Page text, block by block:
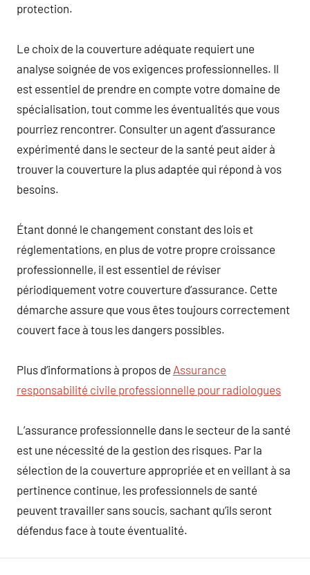
protection.
Le choix de la couverture adéquate requiert une
analyse soignée de vos exigences professionnelles. Il
est essentiel de prendre en compte votre domaine de
spécialisation, tout comme les éventualités que vous
pourriez rencontrer. Consulter un agent d’assurance
expérimenté dans le secteur de la santé peut aider à
trouver la couverture la plus adaptée qui répond à vos
besoins.
Étant donné le changement constant des lois et
réglementations, en plus de votre propre croissance
professionnelle, il est essentiel de réviser
périodiquement votre couverture d’assurance. Cette
démarche assure que vous êtes toujours correctement
couvert face à tous les dangers possibles.
Plus d’informations à propos de Assurance
responsabilité civile professionnelle pour radiologues
L’assurance professionnelle dans le secteur de la santé
est une nécessité de la gestion des risques. Par la
sélection de la couverture appropriée et en veillant à sa
pertinence continue, les professionnels de santé
peuvent travailler sans soucis, sachant qu’ils seront
défendus face à toute éventualité.